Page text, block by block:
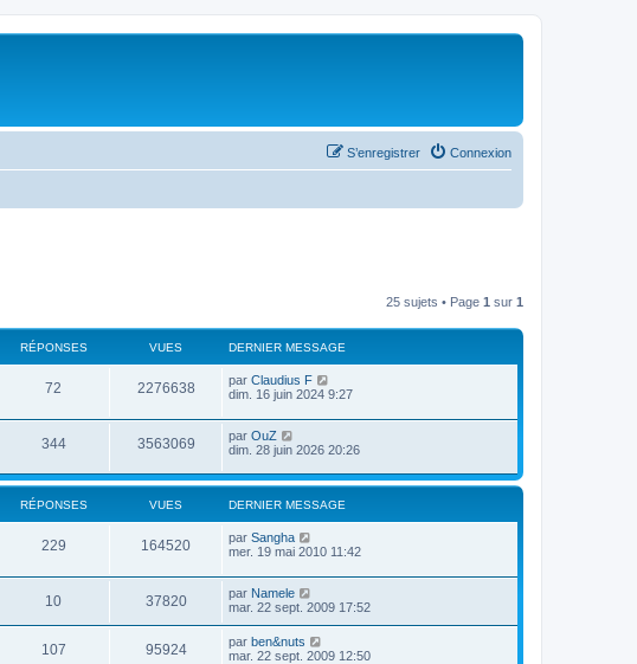
Connexion
S’enregistrer
25 sujets • Page 1 sur 1
RÉPONSES VUES DERNIER MESSAGE
72 2276638 par Claudius F
dim. 16 juin 2024 9:27
344 3563069 par OuZ
dim. 28 juin 2026 20:26
RÉPONSES VUES DERNIER MESSAGE
229 164520 par Sangha
mer. 19 mai 2010 11:42
10 37820 par Namele
mar. 22 sept. 2009 17:52
107 95924 par ben&nuts
mar. 22 sept. 2009 12:50